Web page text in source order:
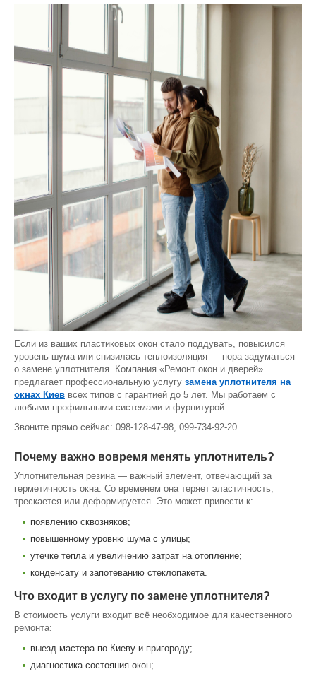
Если из ваших пластиковых окон стало поддувать, повысился
уровень шума или снизилась теплоизоляция — пора задуматься
о замене уплотнителя. Компания «Ремонт окон и дверей»
предлагает профессиональную услугу замена уплотнителя на
окнах Киев всех типов с гарантией до 5 лет. Мы работаем с
любыми профильными системами и фурнитурой.
Звоните прямо сейчас: 098-128-47-98, 099-734-92-20
Почему важно вовремя менять уплотнитель?
Уплотнительная резина — важный элемент, отвечающий за
герметичность окна. Со временем она теряет эластичность,
трескается или деформируется. Это может привести к:
появлению сквозняков;
повышенному уровню шума с улицы;
утечке тепла и увеличению затрат на отопление;
конденсату и запотеванию стеклопакета.
Что входит в услугу по замене уплотнителя?
В стоимость услуги входит всё необходимое для качественного
ремонта:
выезд мастера по Киеву и пригороду;
диагностика состояния окон;